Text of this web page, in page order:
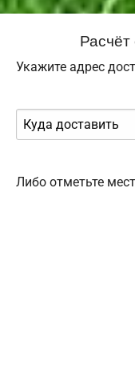
Расчёт
Укажите адрес
Либо отметьте